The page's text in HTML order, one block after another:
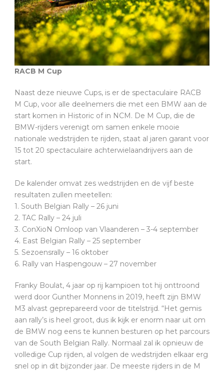
RACB M Cup
Naast deze nieuwe Cups, is er de spectaculaire RACB
M Cup, voor alle deelnemers die met een BMW aan de
start komen in Historic of in NCM. De M Cup, die de
BMW-rijders verenigt om samen enkele mooie
nationale wedstrijden te rijden, staat al jaren garant voor
15 tot 20 spectaculaire achterwielaandrijvers aan de
start.
De kalender omvat zes wedstrijden en de vijf beste
resultaten zullen meetellen:
1. South Belgian Rally – 26 juni
2. TAC Rally – 24 juli
3. ConXioN Omloop van Vlaanderen – 3-4 september
4. East Belgian Rally – 25 september
5. Sezoensrally – 16 oktober
6. Rally van Haspengouw – 27 november
Franky Boulat, 4 jaar op rij kampioen tot hij onttroond
werd door Gunther Monnens in 2019, heeft zijn BMW
M3 alvast geprepareerd voor de titelstrijd. “Het gemis
aan rally’s is heel groot, dus ik kijk er enorm naar uit om
de BMW nog eens te kunnen besturen op het parcours
van de South Belgian Rally. Normaal zal ik opnieuw de
volledige Cup rijden, al volgen de wedstrijden elkaar erg
snel op in dit bijzonder jaar. De meeste rijders in de M